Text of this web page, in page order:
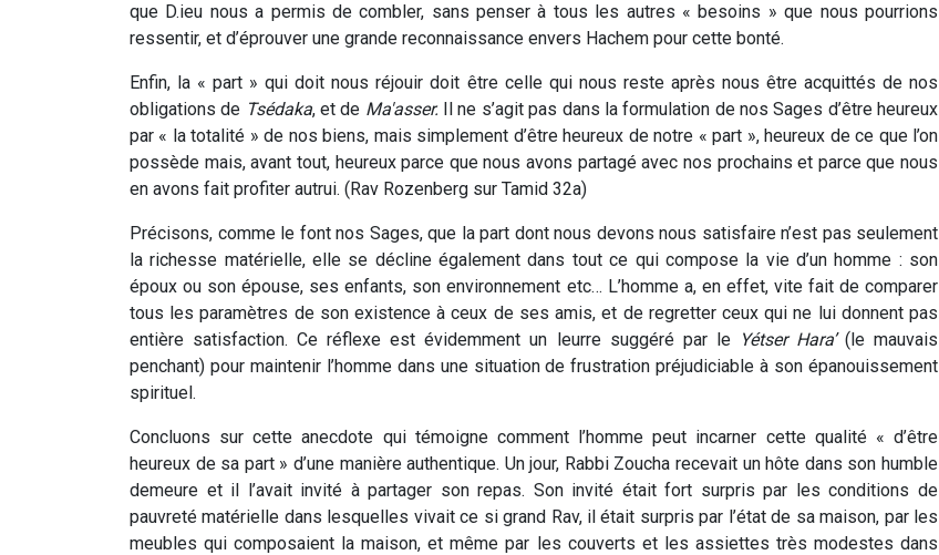
que D.ieu nous a permis de combler, sans penser à tous les autres « besoins » que nous pourrions
ressentir, et d’éprouver une grande reconnaissance envers Hachem pour cette bonté.
Enfin, la « part » qui doit nous réjouir doit être celle qui nous reste après nous être acquittés de nos
obligations de Tsédaka, et de Ma'asser.
Il ne s’agit pas dans la formulation de nos Sages d’être heureux
par « la totalité » de nos biens, mais simplement d’être heureux de notre « part », heureux de ce que l’on
possède mais, avant tout, heureux parce que nous avons partagé avec nos prochains et parce que nous
en avons fait profiter autrui. (Rav Rozenberg sur Tamid 32a)
Précisons, comme le font nos Sages, que la part dont nous devons nous satisfaire n’est pas seulement
la richesse matérielle, elle se décline également dans tout ce qui compose la vie d’un homme : son
époux ou son épouse, ses enfants, son environnement etc… L’homme a, en effet, vite fait de comparer
tous les paramètres de son existence à ceux de ses amis, et de regretter ceux qui ne lui donnent pas
entière satisfaction. Ce réflexe est évidemment un leurre suggéré par le Yétser Hara’(le mauvais
penchant) pour maintenir l’homme dans une situation de frustration préjudiciable à son épanouissement
spirituel.
Concluons sur cette anecdote qui témoigne comment l’homme peut incarner cette qualité « d’être
heureux de sa part » d’une manière authentique. Un jour, Rabbi Zoucha recevait un hôte dans son humble
demeure et il l’avait invité à partager son repas. Son invité était fort surpris par les conditions de
pauvreté matérielle dans lesquelles vivait ce si grand Rav, il était surpris par l’état de sa maison, par les
meubles qui composaient la maison, et même par les couverts et les assiettes très modestes dans